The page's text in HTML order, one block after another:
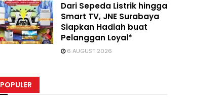
Dari Sepeda Listrik hingga
Smart TV, JNE Surabaya
Siapkan Hadiah buat
Pelanggan Loyal*
6 AUGUST 2026
POPULER